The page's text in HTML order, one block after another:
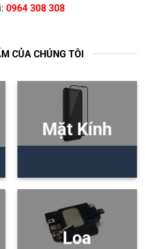
0964 308 308
CỦA CHÚNG TÔI
Mặt Kính
Loa